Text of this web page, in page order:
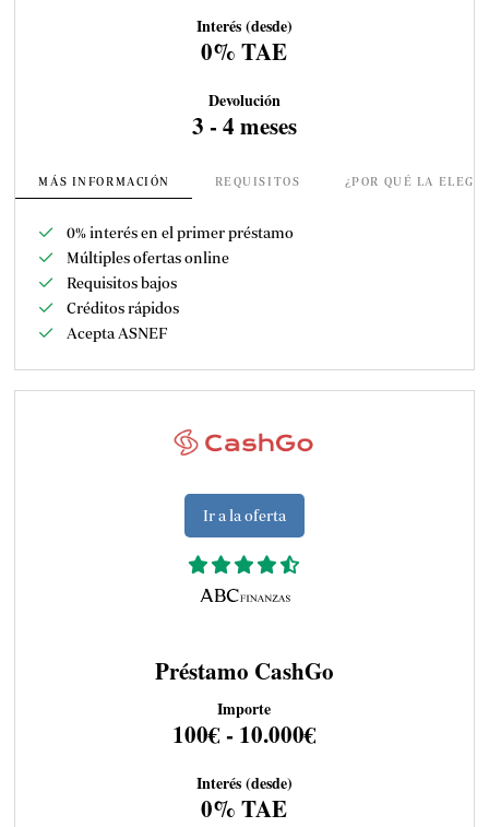
Interés (desde)
0% TAE
Devolución
3 - 4 meses
MÁS INFORMACIÓN REQUISITOS ¿POR QUÉ LA
0% interés en el primer préstamo
Múltiples ofertas online
Requisitos bajos
Créditos rápidos
Acepta ASNEF
Ir a la oferta
Préstamo CashGo
Importe
100€ - 10.000€
Interés (desde)
0% TAE